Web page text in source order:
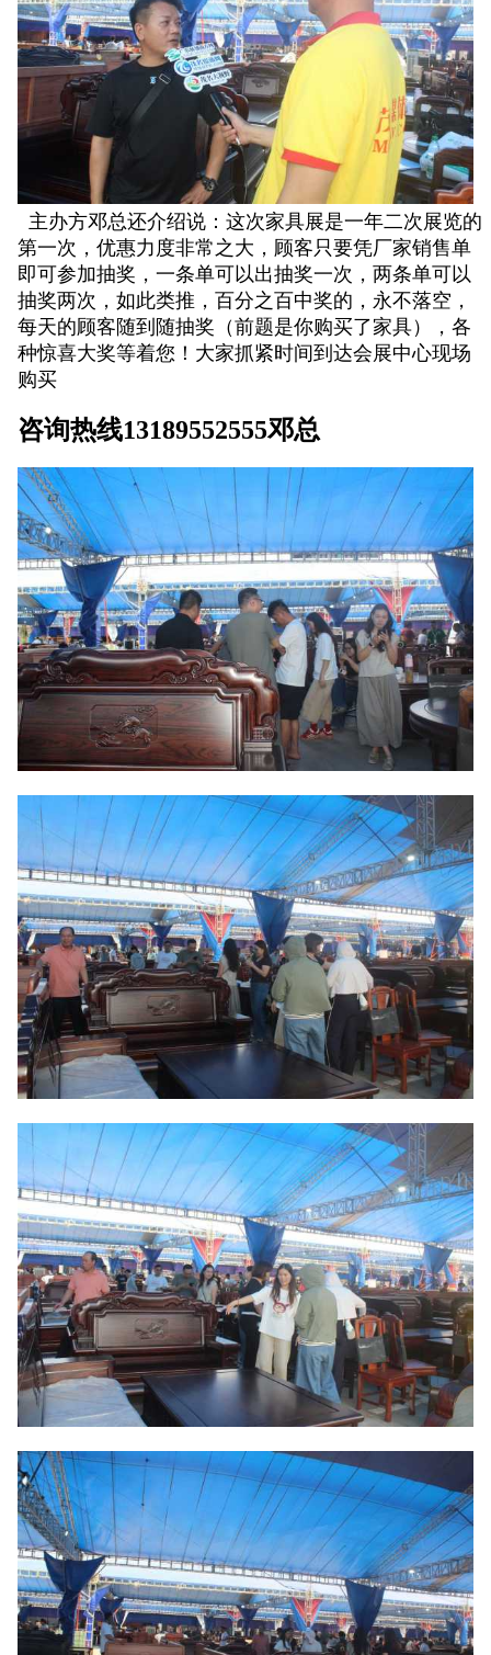
主办方邓总还介绍说：这次家具展是一年二次展览的
第一次，优惠力度非常之大，顾客只要凭厂家销售单
即可参加抽奖，一条单可以出抽奖一次，两条单可以
抽奖两次，如此类推，百分之百中奖的，永不落空，
每天的顾客随到随抽奖（前题是你购买了家具）， 各
种惊喜大奖等着您！大家抓紧时间到达会展中心现场
购买
咨询热线13189552555邓总